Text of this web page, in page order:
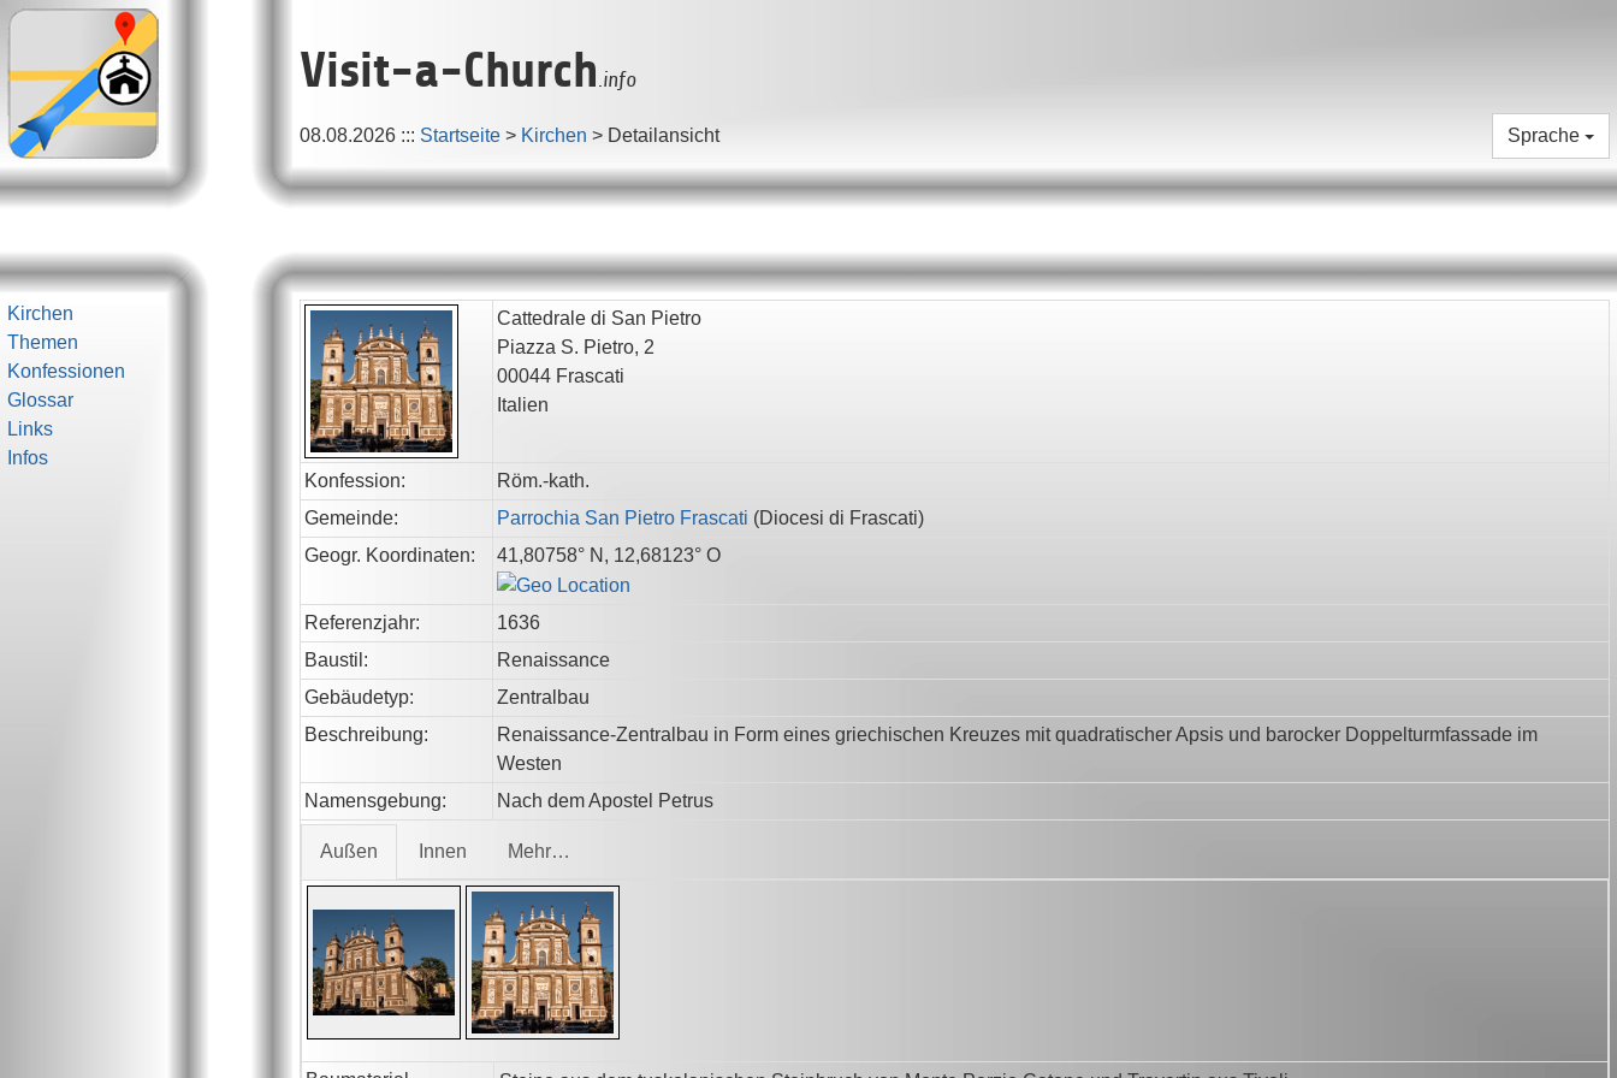
Visit-a-Church.info
08.08.2026 ::: Startseite > Kirchen > Detailansicht Sprache
Kirchen
Themen
Konfessionen
Glossar
Links
Infos
Cattedrale di San Pietro
Piazza S. Pietro, 2
00044 Frascati
Italien
Konfession:
Röm.-kath.
Gemeinde:
Parrochia San Pietro Frascati (Diocesi di Frascati)
Geogr. Koordinaten:
41,80758° N, 12,68123° O
Referenzjahr:
1636
Baustil:
Renaissance
Gebäudetyp:
Zentralbau
Beschreibung:
Renaissance-Zentralbau in Form eines griechischen Kreuzes mit quadratischer Apsis und barocker Doppelturmfassade im
Westen
Namensgebung:
Nach dem Apostel Petrus
Außen Innen Mehr…